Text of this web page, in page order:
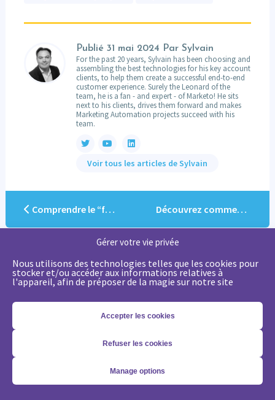
Gérer votre vie privée
Nous utilisons des technologies telles que les cookies pour
stocker et/ou accéder aux informations relatives à
l'appareil, afin de préposer de la magie sur notre site
Accepter les cookies
Refuser les cookies
Manage options
Publié 31 mai 2024 Par Sylvain
For the past 20 years, Sylvain has been choosing and
assembling the best technologies for his key account
clients, to help them create a successful end-to-end
customer experience. Surely the Leonard of the
team, he is a fan - and expert - of Marketo! He sits
next to his clients, drives them forward and makes
Marketing Automation projects succeed with his
team.
Voir tous les articles de Sylvain
Comprendre le “funnel” de marketing et de vente Découvrez comment l’IA révolutionne la génération de leads avec Humanlinker
Partager cet article
Articles connexes